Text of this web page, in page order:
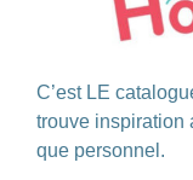
C’est LE
trouve inspiration
que personnel.